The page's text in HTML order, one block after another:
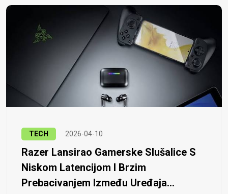
TECH 2026-04-10
Razer Lansirao Gamerske Slušalice S
Niskom Latencijom I Brzim
Prebacivanjem Između Uređaja...